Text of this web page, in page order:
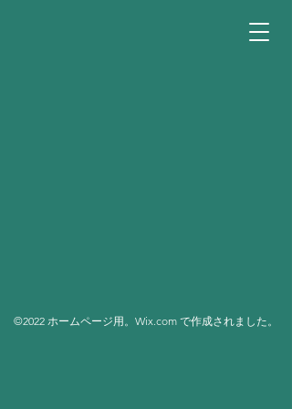
©2022 ホームページ用。Wix.com で作成されました。